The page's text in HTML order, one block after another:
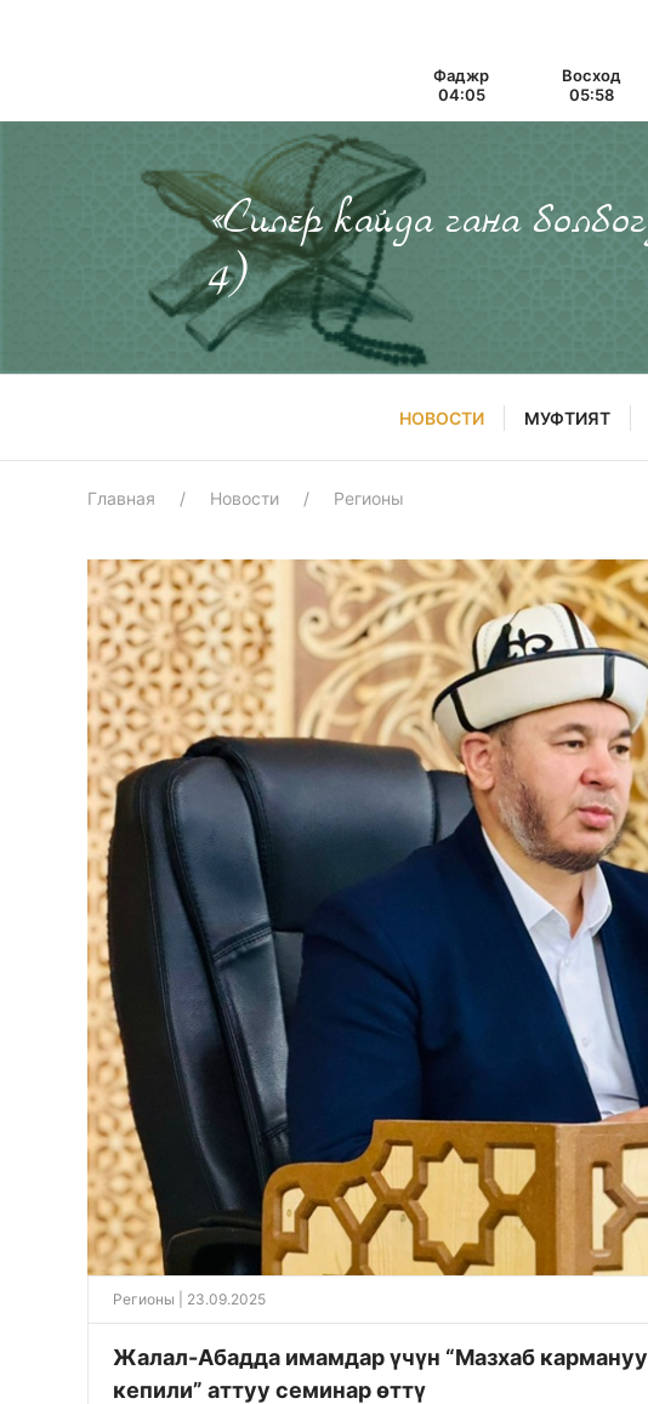
Фаджр
04:05
Восход
05:58
«Силер кайда гана
4)
НОВОСТИ МУФТИЯТ
Главная Новости Регионы
Регионы | 23.09.2025
Жалал-Абадда имамдар үчүн “Мазхаб
кепили” аттуу семинар өттү